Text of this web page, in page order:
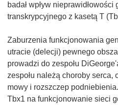
badał wpływ nieprawidłowości
transkrypcyjnego z kasetą T
Zaburzenia funkcjonowania
utracie (delecji) pewnego
prowadzi do zespołu
zespołu należą choroby serca,
mowy i rozszczep
Tbx1 na funkcjonowanie sieci